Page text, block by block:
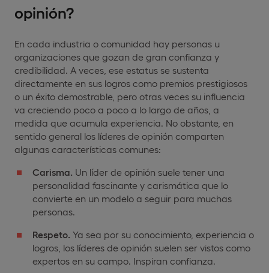
opinión?
En cada industria o comunidad hay personas u
organizaciones que gozan de gran confianza y
credibilidad. A veces, ese estatus se sustenta
directamente en sus logros como premios prestigiosos
o un éxito demostrable, pero otras veces su influencia
va creciendo poco a poco a lo largo de años, a
medida que acumula experiencia. No obstante, en
sentido general los líderes de opinión comparten
algunas características comunes:
Carisma. Un líder de opinión suele tener una
personalidad fascinante y carismática que lo
convierte en un modelo a seguir para muchas
personas.
Respeto. Ya sea por su conocimiento, experiencia o
logros, los líderes de opinión suelen ser vistos como
expertos en su campo. Inspiran confianza.